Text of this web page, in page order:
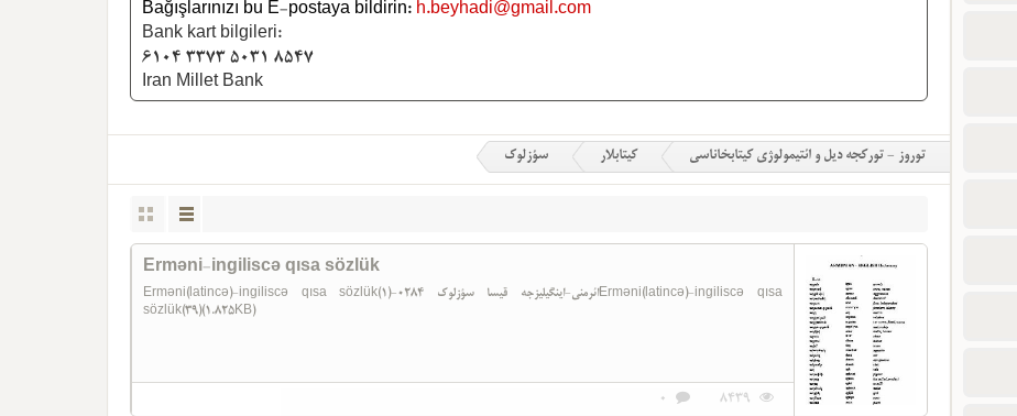
Bağışlarınızı bu E-postaya bildirin: h.beyhadi@gmail.com
Bank kart bilgileri:
6104 3373 5031 8547
Iran Millet Bank
توروز - تورکجه دیل و ائتیمولوژی کیتابخاناسی کیتابلار سؤزلوک
Erməni-ingiliscə qısa sözlük
Erməni(latincə)-ingiliscə qısa sözlükائرمنی-اینگیلیزجه قیسا سؤزلوک 0284-(1)Erməni(latincə)-ingiliscə qısa
sözlük(39)(1.825KB)
8439
0